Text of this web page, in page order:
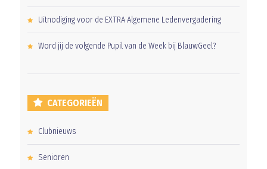
Uitnodiging voor de EXTRA Algemene Ledenvergadering
Word jij de volgende Pupil van de Week bij BlauwGeel?
CATEGORIEËN
Clubnieuws
Senioren